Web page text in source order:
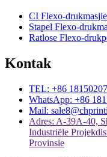
CI Flexo-
Stapel Flexo-
Ratlose Flexo-
Kontak
TEL: +86
WhatsApp: +86
Mail:
Adres: A-39A-40,
Industriële
Provinsie